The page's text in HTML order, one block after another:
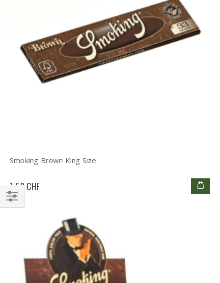
Smoking Brown King Size
1,50 CHF
Filtrer